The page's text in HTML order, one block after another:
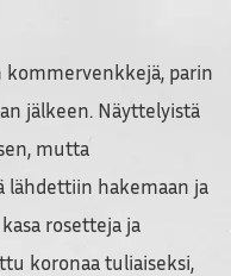
kommervenkkejä, parin
jälkeen. Näyttelyistä
mutta
lähdettiin hakemaan ja
rosetteja ja
koronaa tuliaiseksi,